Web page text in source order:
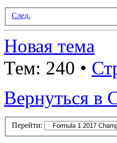
След.
Новая тема
Тем: 240 •
Вернуться в
Перейти: